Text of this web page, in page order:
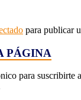
para publicar
PÁGINA
para suscribirte